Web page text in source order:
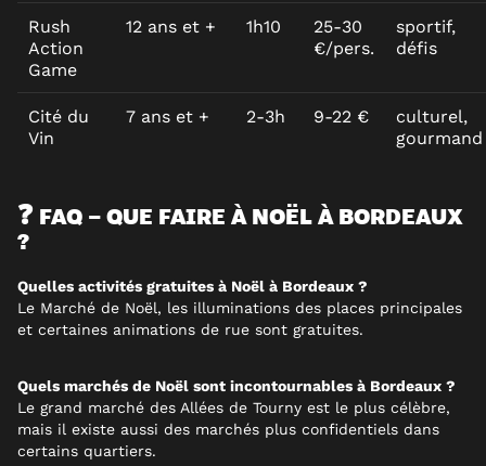
Rush
Action
Game
12 ans et + 1h10
25-30
€/pers.
sportif,
défis
Cité du
Vin
7 ans et + 2-3h 9-22 €
culturel,
gourmand
❓ FAQ – QUE FAIRE À NOËL À BORDEAUX
?
Quelles activités gratuites à Noël à Bordeaux ?
Le Marché de Noël, les illuminations des places principales
et certaines animations de rue sont gratuites.
Quels marchés de Noël sont incontournables à Bordeaux ?
Le grand marché des Allées de Tourny est le plus célèbre,
mais il existe aussi des marchés plus confidentiels dans
certains quartiers.